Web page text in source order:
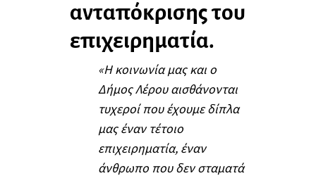
ανταπόκρισης του
επιχειρηματία.
«Η κοινωνία μας και ο
Δήμος Λέρου αισθάνονται
τυχεροί που έχουμε δίπλα
μας έναν τέτοιο
επιχειρηματία, έναν
άνθρωπο που δεν σταματά